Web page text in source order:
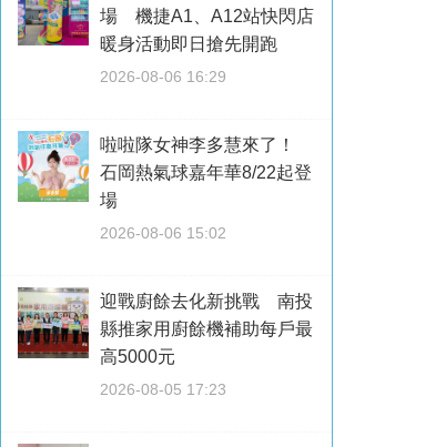
場 機捷A1、A12站快閃店
暖身活動即日搶先開跑
2026-08-06 16:29
啦啦隊女神李多慧來了！
石岡熱氣球嘉年華8/22起登
場
2026-08-06 15:02
迎戰廚餘去化新挑戰 南投
縣推家用廚餘機補助每戶最
高5000元
2026-08-05 17:23